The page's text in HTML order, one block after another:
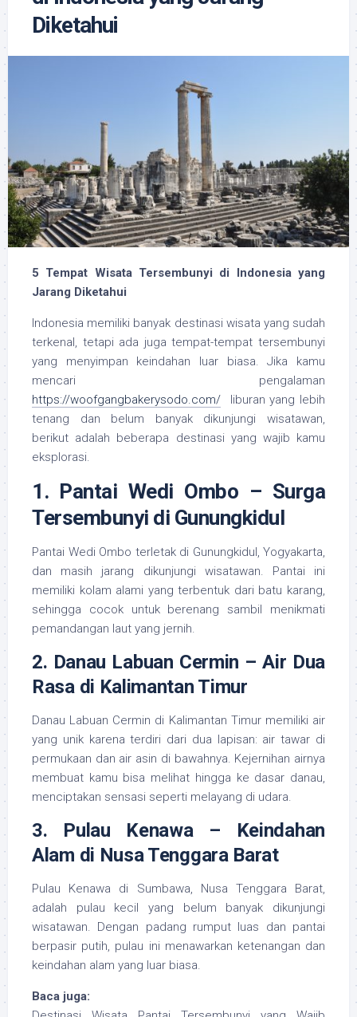
Diketahui
5 Tempat Wisata Tersembunyi di Indonesia yang
Jarang Diketahui
Indonesia memiliki banyak destinasi wisata yang sudah
terkenal, tetapi ada juga tempat-tempat tersembunyi
yang menyimpan keindahan luar biasa. Jika kamu
mencari pengalaman
https://woofgangbakerysodo.com/ liburan yang lebih
tenang dan belum banyak dikunjungi wisatawan,
berikut adalah beberapa destinasi yang wajib kamu
eksplorasi.
1. Pantai Wedi Ombo – Surga
Tersembunyi di Gunungkidul
Pantai Wedi Ombo terletak di Gunungkidul, Yogyakarta,
dan masih jarang dikunjungi wisatawan. Pantai ini
memiliki kolam alami yang terbentuk dari batu karang,
sehingga cocok untuk berenang sambil menikmati
pemandangan laut yang jernih.
2. Danau Labuan Cermin – Air Dua
Rasa di Kalimantan Timur
Danau Labuan Cermin di Kalimantan Timur memiliki air
yang unik karena terdiri dari dua lapisan: air tawar di
permukaan dan air asin di bawahnya. Kejernihan airnya
membuat kamu bisa melihat hingga ke dasar danau,
menciptakan sensasi seperti melayang di udara.
3. Pulau Kenawa – Keindahan
Alam di Nusa Tenggara Barat
Pulau Kenawa di Sumbawa, Nusa Tenggara Barat,
adalah pulau kecil yang belum banyak dikunjungi
wisatawan. Dengan padang rumput luas dan pantai
berpasir putih, pulau ini menawarkan ketenangan dan
keindahan alam yang luar biasa.
Baca juga: